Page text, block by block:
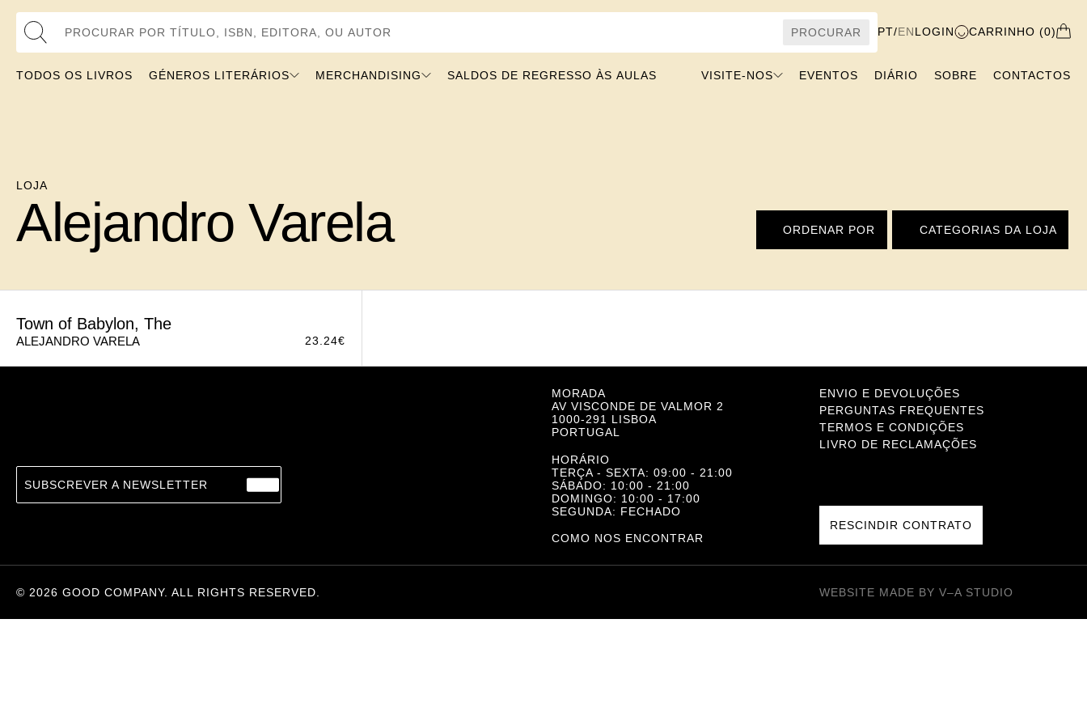
Procurar por Título, ISBN, Editora, ou Autor
PROCURAR PT/ENLOGIN CARRINHO (0)
TODOS OS LIVROS GÉNEROS LITERÁRIOS MERCHANDISING SALDOS DE REGRESSO ÀS AULAS VISITE-NOS EVENTOS DIÁRIO SOBRE CONTACTOS
LOJA
Alejandro Varela ORDENAR POR CATEGORIAS DA LOJA